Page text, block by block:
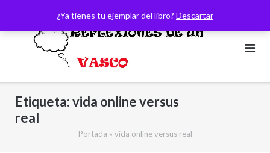
¿Ya tienes tu ejemplar del libro? Descartar
contenido
Etiqueta:vida online versus
real
Portada » vida online versus real